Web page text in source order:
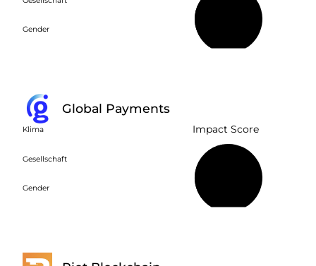
Gender
Global Payments
Klima
Gesellschaft
Gender
Impact Score